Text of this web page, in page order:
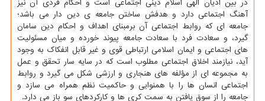
در بین ادیان الهی اسلام دینی اجتماعی است و احکام فردی آن نیز
آهنگ اجتماعی دارد و هدفش ساختن جامعه ی دین دار می باشد؛
جامعه ای که روابط اجتماعی آن برمبنای اهداف و احکام دین سامان
گیرد، و سعادت فرد با سعادت جامعه پیوند خورده و میان مسئولیت
های اجتماعی و ایمان اسلامی ارتباطی قوی و غیر قابل انفکاک به وجود
آید، نیازمند اخلاق اجتماعی مطلوب است که در سایه سار تحقق و عمل
به مجموعه ای از مؤلفه های هنجاری و ارزشی شکل می گیرد و روابط
اجتماعی انسان ها را با همنوایی و حاکمیت نظم همراه می سازد و
جامعه را از سوق یافتن به سمت کری ها و کارکردهای سو باز می دارد.